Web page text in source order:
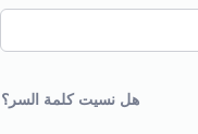
هل نسيت كلمة السر؟